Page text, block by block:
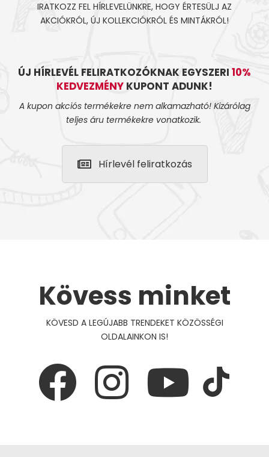
IRATKOZZ FEL HÍRLEVELÜNKRE, HOGY ÉRTESÜLJ AZ
AKCIÓKRÓL, ÚJ KOLLEKCIÓKRÓL ÉS MINTÁKRÓL!
ÚJ HÍRLEVÉL FELIRATKOZÓKNAK EGYSZERI 10%
KEDVEZMÉNY KUPONT ADUNK!
A kupon akciós termékekre nem alkamazható! Kizárólag
teljes áru termékekre vonatkozik.
Hírlevél feliratkozás
Kövess minket
KÖVESD A LEGÚJABB TRENDEKET KÖZÖSSÉGI
OLDALAINKON IS!